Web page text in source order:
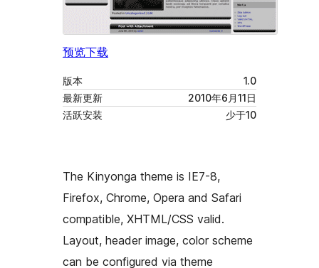
预览下载
版本
1.0
最新更新
2010年6月11日
活跃安装
少于10
The Kinyonga theme is IE7-8,
Firefox, Chrome, Opera and Safari
compatible, XHTML/CSS valid.
Layout, header image, color scheme
can be configured via theme